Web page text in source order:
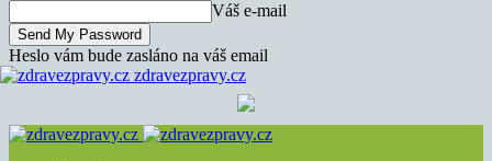
Váš e-mail
Heslo vám bude zasláno na váš email
zdravezpravy.cz